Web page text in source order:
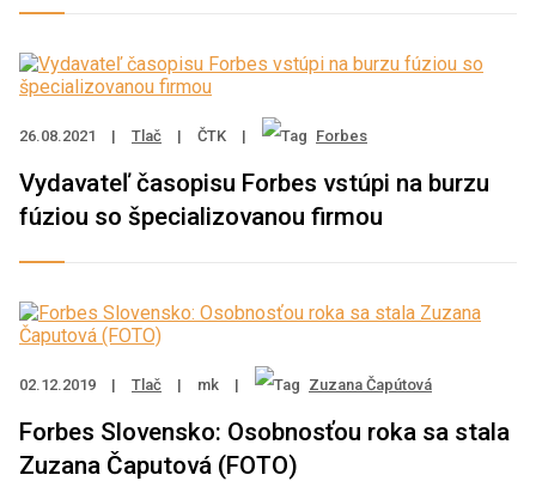
26.08.2021 | Tlač | ČTK | Forbes
Vydavateľ časopisu Forbes vstúpi na burzu
fúziou so špecializovanou firmou
02.12.2019 | Tlač | mk | Zuzana Čapútová
Forbes Slovensko: Osobnosťou roka sa stala
Zuzana Čaputová (FOTO)